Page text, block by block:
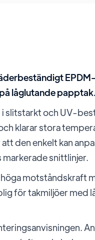
låglutande papptak.
i slitstarkt och UV-
klarar stora
den enkelt kan
snittlinjer.
motståndskraft
för takmiljöer med